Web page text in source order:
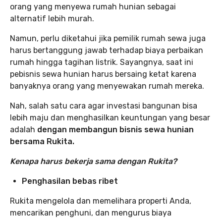
orang yang menyewa rumah hunian sebagai
alternatif lebih murah.
Namun, perlu diketahui jika pemilik rumah sewa juga
harus bertanggung jawab terhadap biaya perbaikan
rumah hingga tagihan listrik. Sayangnya, saat ini
pebisnis sewa hunian harus bersaing ketat karena
banyaknya orang yang menyewakan rumah mereka.
Nah, salah satu cara agar investasi bangunan bisa
lebih maju dan menghasilkan keuntungan yang besar
adalah dengan membangun bisnis sewa hunian
bersama Rukita.
Kenapa harus bekerja sama dengan Rukita?
Penghasilan bebas ribet
Rukita mengelola dan memelihara properti Anda,
mencarikan penghuni, dan mengurus biaya